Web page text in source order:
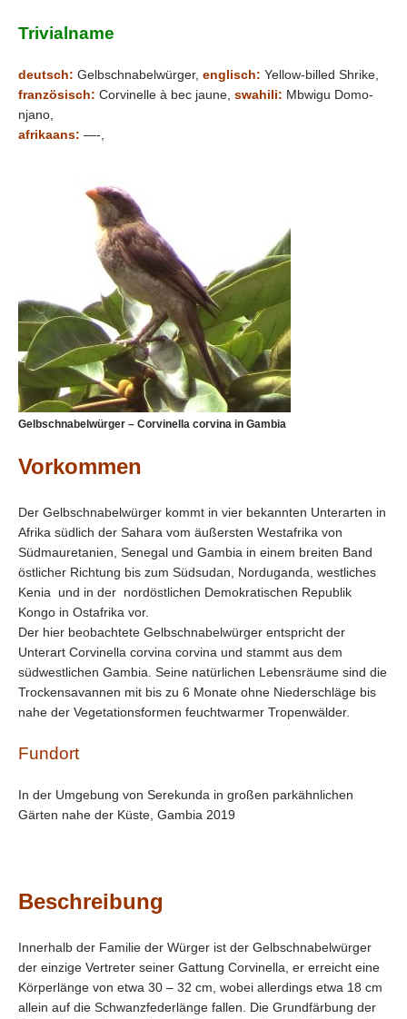
Trivialname
deutsch: Gelbschnabelwürger, englisch: Yellow-billed Shrike,
französisch: Corvinelle à bec jaune, swahili: Mbwigu Domo-
njano,
afrikaans: —-,
Gelbschnabelwürger – Corvinella corvina in Gambia
Vorkommen
Der Gelbschnabelwürger kommt in vier bekannten Unterarten in
Afrika südlich der Sahara vom äußersten Westafrika von
Südmauretanien, Senegal und Gambia in einem breiten Band
östlicher Richtung bis zum Südsudan, Norduganda, westliches
Kenia und in der nordöstlichen Demokratischen Republik
Kongo in Ostafrika vor.
Der hier beobachtete Gelbschnabelwürger entspricht der
Unterart Corvinella corvina corvina und stammt aus dem
südwestlichen Gambia. Seine natürlichen Lebensräume sind die
Trockensavannen mit bis zu 6 Monate ohne Niederschläge bis
nahe der Vegetationsformen feuchtwarmer Tropenwälder.
Fundort
In der Umgebung von Serekunda in großen parkähnlichen
Gärten nahe der Küste, Gambia 2019
Beschreibung
Innerhalb der Familie der Würger ist der Gelbschnabelwürger
der einzige Vertreter seiner Gattung Corvinella, er erreicht eine
Körperlänge von etwa 30 – 32 cm, wobei allerdings etwa 18 cm
allein auf die Schwanzfederlänge fallen. Die Grundfärbung der